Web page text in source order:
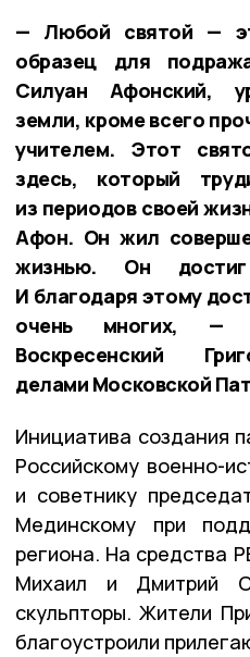
— Любой святой —
образец для
Силуан Афонский,
земли, кроме всего
учителем. Этот
здесь, который
из периодов своей
Афон. Он жил
жизнью. Он
И благодаря этому
очень многих, —
Воскресенский
делами Московской
Инициатива создания
Российскому военно-
и советнику
Мединскому при
региона. На средства
Михаил и Дмитрий
скульпторы. Жители
благоустроили